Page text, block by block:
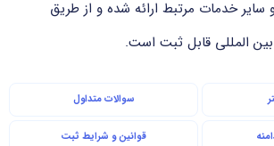
خدمات مرتبط ارائه شده و از طریق
المللی قابل ثبت است.
سوالات متداول
قوانین و شرایط ثبت